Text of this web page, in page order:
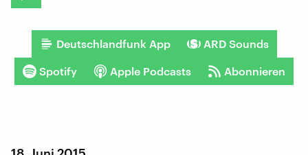
Deutschlandfunk App ARD Sounds
Spotify Apple Podcasts Abonnieren